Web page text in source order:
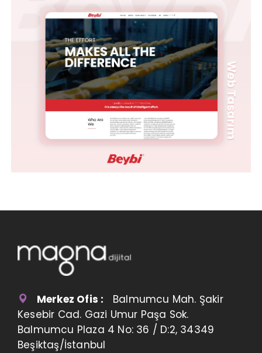
Merkez Ofis : Balmumcu Mah. Şakir
Kesebir Cad. Gazi Umur Paşa Sok.
Balmumcu Plaza 4 No: 36 / D:2, 34349
Beşiktaş/İstanbul